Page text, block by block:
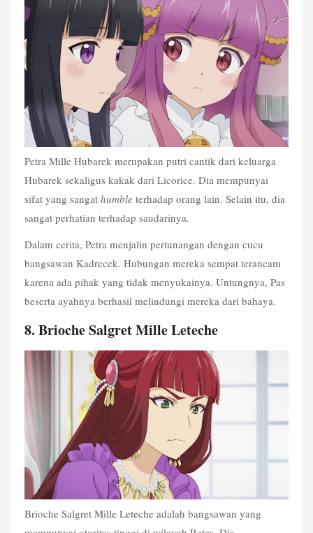
Petra Mille Hubarek merupakan putri cantik dari keluarga
Hubarek sekaligus kakak dari Licorice. Dia mempunyai
sifat yang sangat humble terhadap orang lain. Selain itu, dia
sangat perhatian terhadap saudarinya.
Dalam cerita, Petra menjalin pertunangan dengan cucu
bangsawan Kadrecek. Hubungan mereka sempat terancam
karena ada pihak yang tidak menyukainya. Untungnya, Pas
beserta ayahnya berhasil melindungi mereka dari bahaya.
8. Brioche Salgret Mille Leteche
Brioche Salgret Mille Leteche adalah bangsawan yang